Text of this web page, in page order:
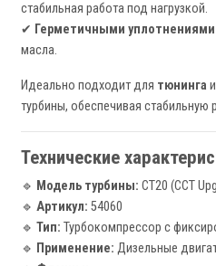
стабильная работа под нагрузкой.
✔ Герметичными уплотнениями
масла.
Идеально подходит для тюнинга
турбины, обеспечивая стабильную
Технические
🔹 Модель турбины: CT20 (CCT
🔹 Артикул: 54060
🔹 Тип: Турбокомпрессор с
🔹 Применение: Дизельные